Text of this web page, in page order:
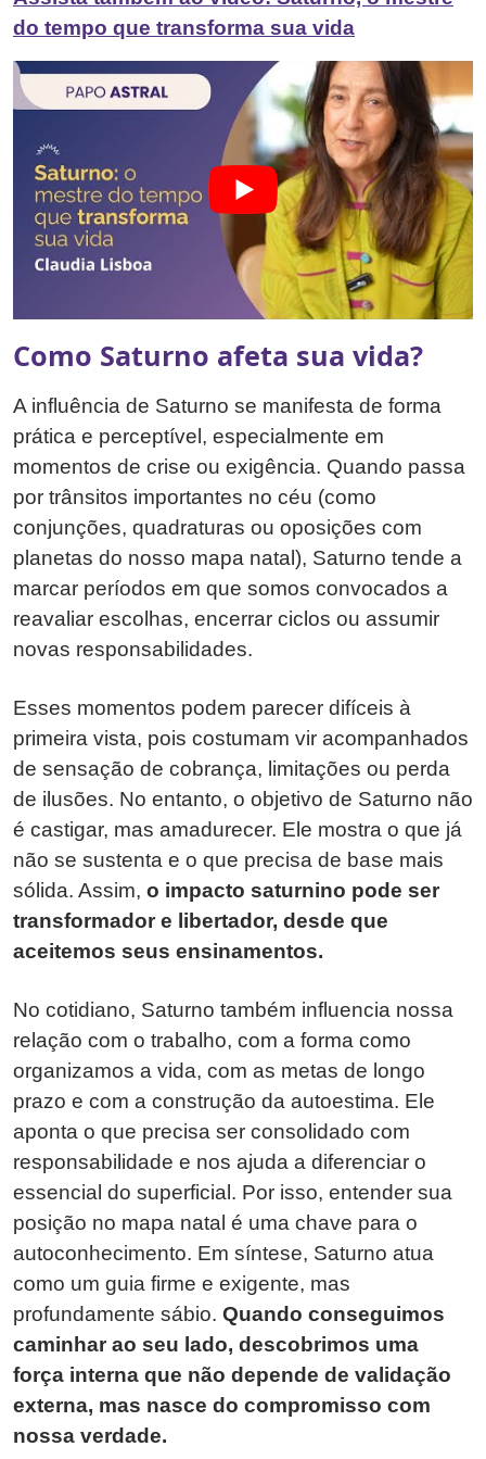
do tempo que transforma sua vida
Como Saturno afeta sua vida?
A influência de Saturno se manifesta de forma
prática e perceptível, especialmente em
momentos de crise ou exigência. Quando passa
por trânsitos importantes no céu (como
conjunções, quadraturas ou oposições com
planetas do nosso mapa natal), Saturno tende a
marcar períodos em que somos convocados a
reavaliar escolhas, encerrar ciclos ou assumir
novas responsabilidades.
Esses momentos podem parecer difíceis à
primeira vista, pois costumam vir acompanhados
de sensação de cobrança, limitações ou perda
de ilusões. No entanto, o objetivo de Saturno não
é castigar, mas amadurecer. Ele mostra o que já
não se sustenta e o que precisa de base mais
sólida. Assim, o impacto saturnino pode ser
transformador e libertador, desde que
aceitemos seus ensinamentos.
No cotidiano, Saturno também influencia nossa
relação com o trabalho, com a forma como
organizamos a vida, com as metas de longo
prazo e com a construção da autoestima. Ele
aponta o que precisa ser consolidado com
responsabilidade e nos ajuda a diferenciar o
essencial do superficial. Por isso, entender sua
posição no mapa natal é uma chave para o
autoconhecimento. Em síntese, Saturno atua
como um guia firme e exigente, mas
profundamente sábio. Quando conseguimos
caminhar ao seu lado, descobrimos uma
força interna que não depende de validação
externa, mas nasce do compromisso com
nossa verdade.